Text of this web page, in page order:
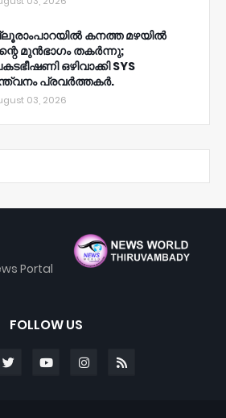
കനത്ത മഴയിൽ
മുൻഭാഗം തകർന്നു;
ഒഴിവാക്കി SYS
പ്രവർത്തകർ.
03, 2026
Portal
FOLLOW US